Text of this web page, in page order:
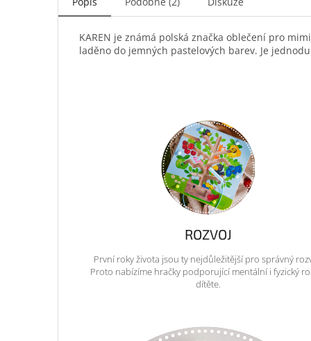
KAREN je známá polská značka oblečení pro
laděno do jemných pastelových barev. Je
ROZVOJ
První roky života jsou ty nejdůležitější pro správný
Proto nabízíme hračky podporující mentální i fyzický
dítěte.